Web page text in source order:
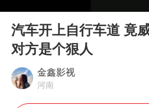
大疆错失
演员秦
Play
汽车开上自行车道 竟
对方是个狠人
金鑫影视
河南